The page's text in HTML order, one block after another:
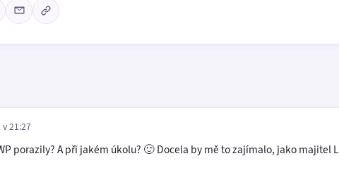
21:27
porazily? A při jakém úkolu? 🙂 Docela by mě to zajímalo, jako majitel